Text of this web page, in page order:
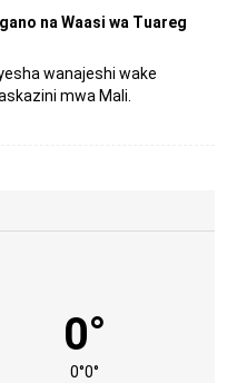
na Waasi wa Tuareg
wanajeshi wake
mwa Mali.
0°
0°0°